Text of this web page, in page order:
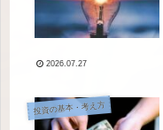
2026.07.27
投資の基本・考え方